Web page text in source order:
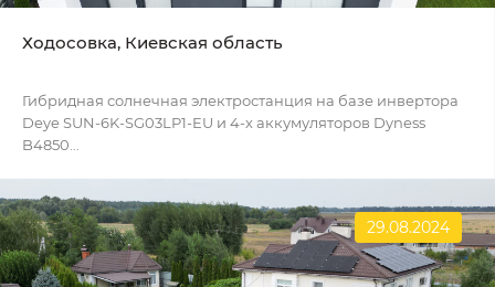
Ходосовка, Киевская область
Гибридная солнечная электростанция на базе инвертора
Deye SUN-6K-SG03LP1-EU и 4-х аккумуляторов Dyness
B4850...
29.08.2024